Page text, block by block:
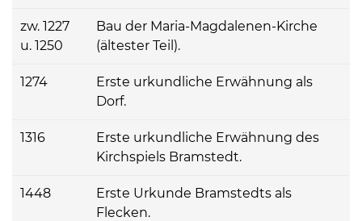
zw. 1227
u. 1250
Bau der Maria-Magdalenen-Kirche
(ältester Teil).
1274
Erste urkundliche Erwähnung als
Dorf.
1316
Erste urkundliche Erwähnung des
Kirchspiels Bramstedt.
1448
Erste Urkunde Bramstedts als
Flecken.